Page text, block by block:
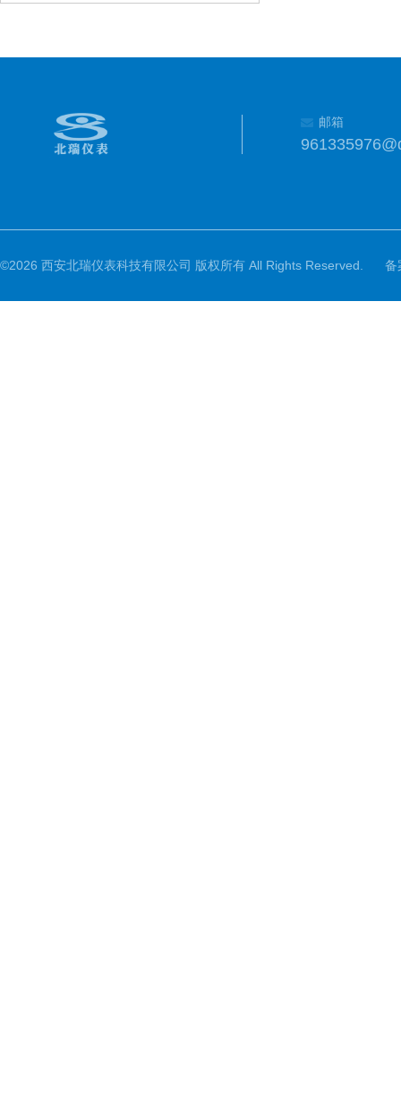
邮箱
©2026 西安北瑞仪表科技有限公司 版权所有 All Rights Reserved. 备